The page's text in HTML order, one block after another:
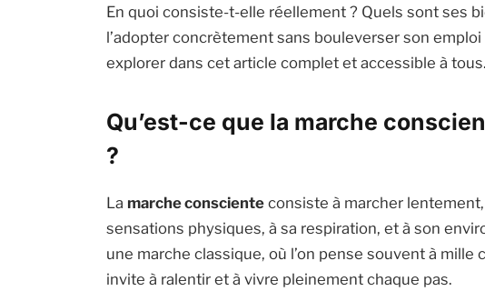
En quoi consiste-t-elle réellement ? Quels sont ses
l’adopter concrètement sans bouleverser son
explorer dans cet article complet et accessible à tous.
Qu’est-ce que la marche
?
La marche consciente consiste à marcher
sensations physiques, à sa respiration, et à son
une marche classique, où l’on pense souvent à
invite à ralentir et à vivre pleinement chaque pas.